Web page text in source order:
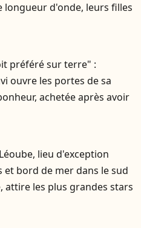
longueur d'onde, leurs filles
préféré sur terre" :
ouvre les portes de sa
achetée après avoir
lieu d'exception
et bord de mer dans le sud
attire les plus grandes stars